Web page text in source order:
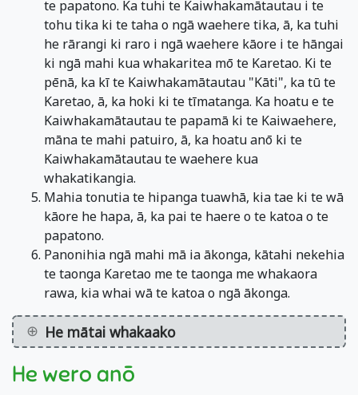
te papatono. Ka tuhi te Kaiwhakamātautau i te
tohu tika ki te taha o ngā waehere tika, ā, ka tuhi
he rārangi ki raro i ngā waehere kāore i te hāngai
ki ngā mahi kua whakaritea mō te Karetao. Ki te
pēnā, ka kī te Kaiwhakamātautau "Kāti", ka tū te
Karetao, ā, ka hoki ki te tīmatanga. Ka hoatu e te
Kaiwhakamātautau te papamā ki te Kaiwaehere,
māna te mahi patuiro, ā, ka hoatu anō ki te
Kaiwhakamātautau te waehere kua
whakatikangia.
Mahia tonutia te hipanga tuawhā, kia tae ki te wā
kāore he hapa, ā, ka pai te haere o te katoa o te
papatono.
Panonihia ngā mahi mā ia ākonga, kātahi nekehia
te taonga Karetao me te taonga me whakaora
rawa, kia whai wā te katoa o ngā ākonga.
He mātai whakaako
He wero anō